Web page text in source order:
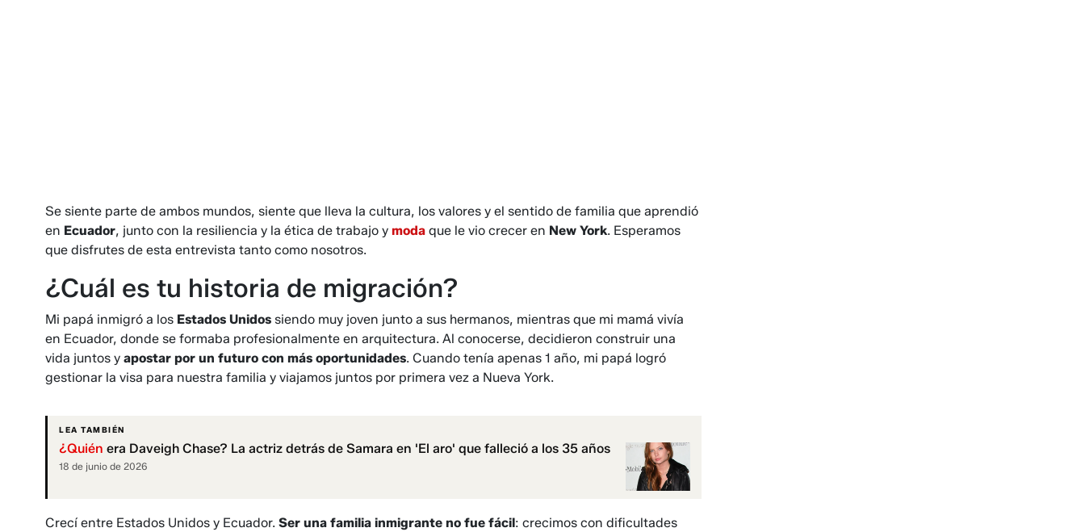
Se siente parte de ambos mundos, siente que lleva la cultura, los valores y el sentido de familia que aprendió
en Ecuador, junto con la resiliencia y la ética de trabajo y moda que le vio crecer en New York. Esperamos
que disfrutes de esta entrevista tanto como nosotros.
¿Cuál es tu historia de migración?
Mi papá inmigró a los Estados Unidos siendo muy joven junto a sus hermanos, mientras que mi mamá vivía
en Ecuador, donde se formaba profesionalmente en arquitectura. Al conocerse, decidieron construir una
vida juntos y apostar por un futuro con más oportunidades. Cuando tenía apenas 1 año, mi papá logró
gestionar la visa para nuestra familia y viajamos juntos por primera vez a Nueva York.
LEA TAMBIÉN
¿Quién era Daveigh Chase? La actriz detrás de Samara en 'El aro' que falleció a los 35 años
18 de junio de 2026
Crecí entre Estados Unidos y Ecuador. Ser una familia inmigrante no fue fácil: crecimos con dificultades